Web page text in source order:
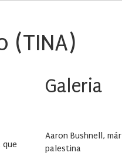
(TINA)
Galeria
Aaron Bushnell,
palestina